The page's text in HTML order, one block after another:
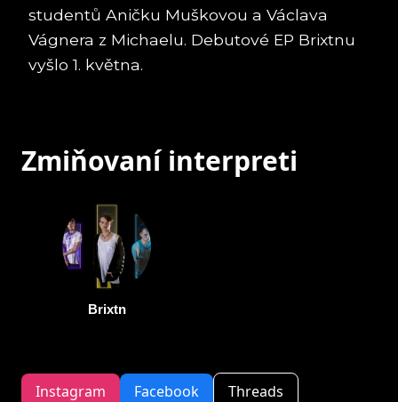
studentů Aničku Muškovou a Václava
Vágnera z Michaelu. Debutové EP Brixtnu
vyšlo 1. května.
Zmiňovaní interpreti
Brixtn
Instagram Facebook
Threads